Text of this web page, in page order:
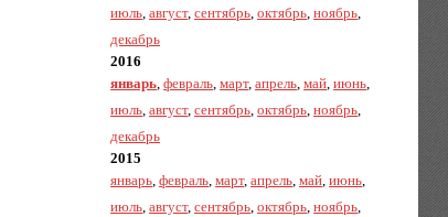
июль,август,сентябрь,октябрь,ноябрь,
декабрь
2016
январь,февраль,март,апрель,май,июнь,
июль,август,сентябрь,октябрь,ноябрь,
декабрь
2015
январь,февраль,март,апрель,май,июнь,
июль,август,сентябрь,октябрь,ноябрь,